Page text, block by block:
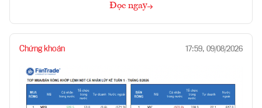
Đọc ngay
Chứng khoán 17:59, 09/08/2026